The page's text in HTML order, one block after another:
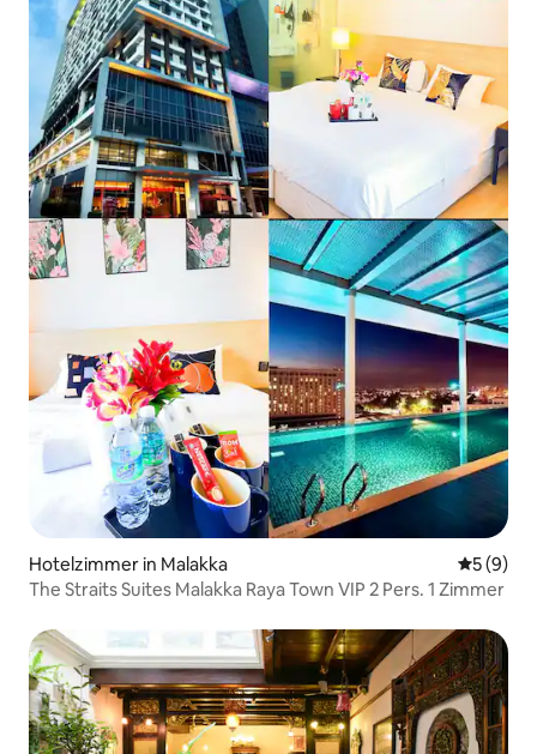
Hotelzimmer in Malakka
5 (9)
The Straits Suites Malakka Raya Town VIP 2 Pers. 1 Zimmer